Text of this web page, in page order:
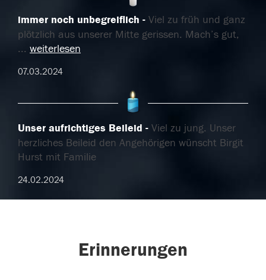
immer noch unbegreiflich
Viel zu früh und ganz
plötzlich aus unserer Mitte gerissen. Mach’s gut,
... weiterlesen
07.03.2024
Unser aufrichtiges Beileid
Viel zu jung. Unser
herzliches Beileid den Angehörigen wünscht Birgit
Hurst mit Familie
24.02.2024
Erinnerungen